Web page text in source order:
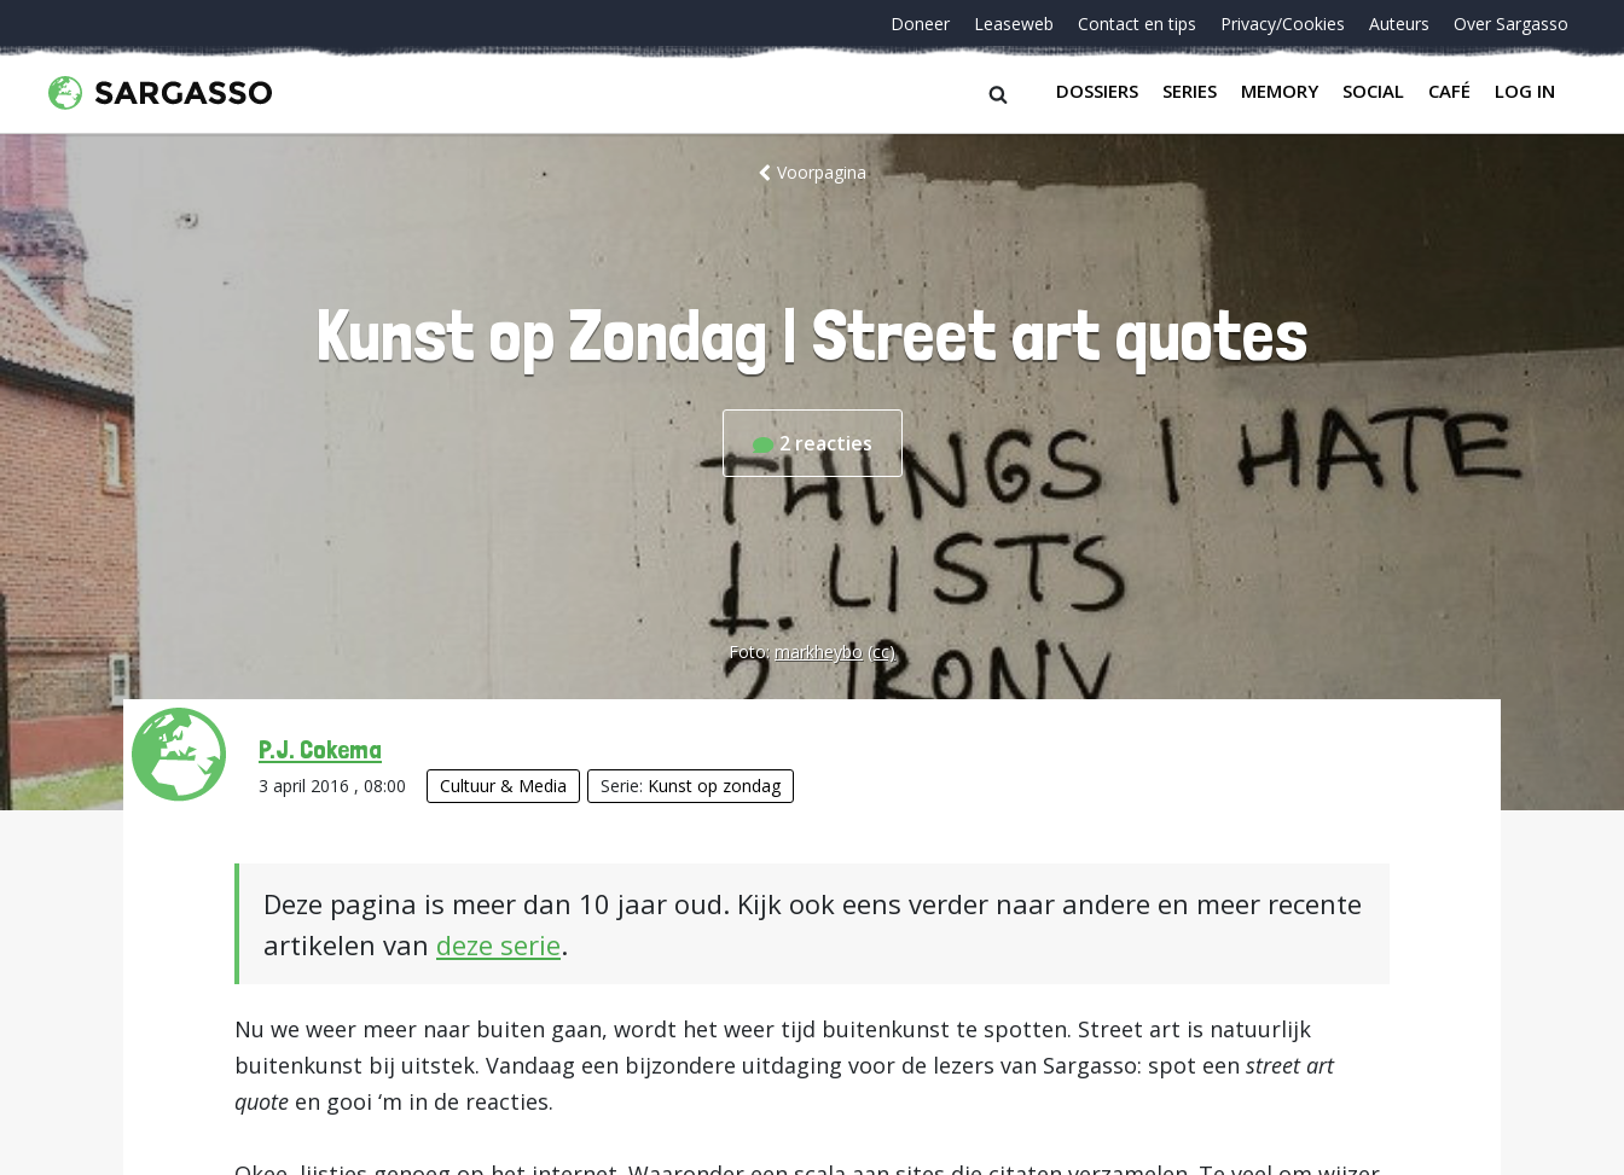
Doneer Leaseweb Contact en tips Privacy/Cookies Auteurs Over Sargasso
DOSSIERS SERIES MEMORY SOCIAL CAFÉ LOG IN
Voorpagina
Kunst op Zondag | Street art quotes
2reacties
Foto: markheybo (cc)
P.J. Cokema
3 april 2016 , 08:00 Cultuur & Media Serie: Kunst op zondag
Deze pagina is meer dan 10 jaar oud. Kijk ook eens verder naar andere en meer recente
artikelen van deze serie.
Nu we weer meer naar buiten gaan, wordt het weer tijd buitenkunst te spotten. Street art is natuurlijk
buitenkunst bij uitstek. Vandaag een bijzondere uitdaging voor de lezers van Sargasso: spot een street art
quote en gooi ‘m in de reacties.